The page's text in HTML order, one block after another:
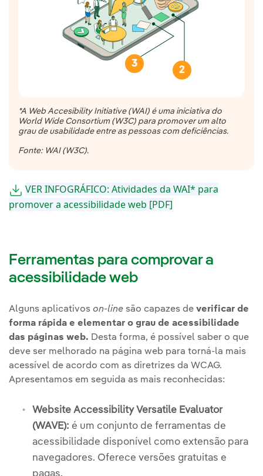
2
3
*A Web Accesibility Initiative (WAI) é uma iniciativa do
World Wide Consortium (W3C) para promover um alto
grau de usabilidade entre as pessoas com deficiências.
Fonte: WAI (W3C).
VER INFOGRÁFICO: Atividades da WAI* para
promover a acessibilidade web [PDF]
Ferramentas para comprovar a
acessibilidade web
Alguns aplicativos on-line são capazes de verificar de
forma rápida e elementar o grau de acessibilidade
das páginas web. Desta forma, é possível saber o que
deve ser melhorado na página web para torná-la mais
acessível de acordo com as diretrizes da WCAG.
Apresentamos em seguida as mais reconhecidas:
Website Accessibility Versatile Evaluator
(WAVE): é um conjunto de ferramentas de
acessibilidade disponível como extensão para
navegadores. Oferece versões gratuitas e
pagas.